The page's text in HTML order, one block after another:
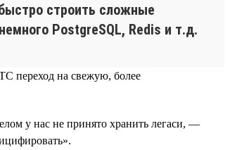
строить сложные
PostgreSQL, Redis и т.д.
переход на свежую, более
у нас не принято хранить легаси, —